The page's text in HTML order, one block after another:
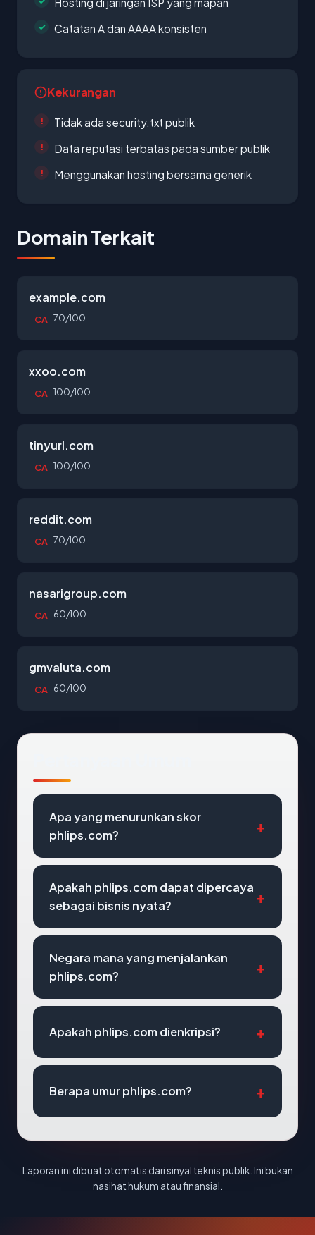
Catatan A dan AAAA konsisten
Kekurangan
Tidak ada security.txt publik
Data reputasi terbatas pada sumber publik
Menggunakan hosting bersama generik
Domain Terkait
example.com
CA 70/100
xxoo.com
CA 100/100
tinyurl.com
CA 100/100
reddit.com
CA 70/100
nasarigroup.com
CA 60/100
gmvaluta.com
CA 60/100
Apa yang menurunkan skor
phlips.com?
Apakah phlips.com dapat dipercaya
sebagai bisnis nyata?
Negara mana yang menjalankan
phlips.com?
Apakah phlips.com dienkripsi?
Berapa umur phlips.com?
Laporan ini dibuat otomatis dari sinyal teknis publik. Ini bukan
nasihat hukum atau finansial.